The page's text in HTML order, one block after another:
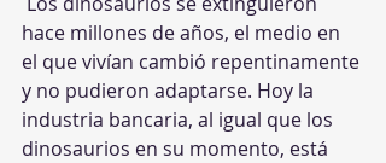
hace millones de años, el medio en
el que vivían cambió repentinamente
y no pudieron adaptarse. Hoy la
industria bancaria, al igual que los
dinosaurios en su momento, está